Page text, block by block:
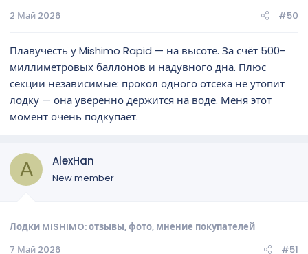
2 Май 2026
#50
Плавучесть у Mishimo Rapid — на высоте. За счёт 500-
миллиметровых баллонов и надувного дна. Плюс
секции независимые: прокол одного отсека не утопит
лодку — она уверенно держится на воде. Меня этот
момент очень подкупает.
A AlexHan
New member
Лодки MISHIMO: отзывы, фото, мнение покупателей
7 Май 2026
#51